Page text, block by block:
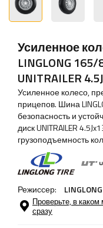
Усиленное
LINGLONG
UNITRAILER
Усиленное колесо,
прицепов. Шина
безопасность и
диск UNITRAILER
грузоподъемность
Режиссер:
Проверьте, в
сразу